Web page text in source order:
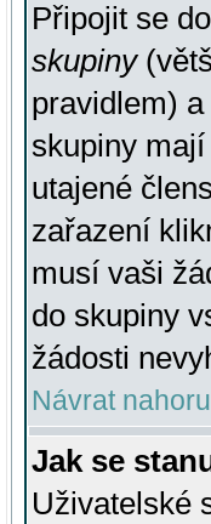
Připojit se
skupiny
pravidlem)
skupiny mají
utajené
zařazení
musí vaši
do skupiny
žádosti
Návrat nahoru
Jak se
Uživatelské